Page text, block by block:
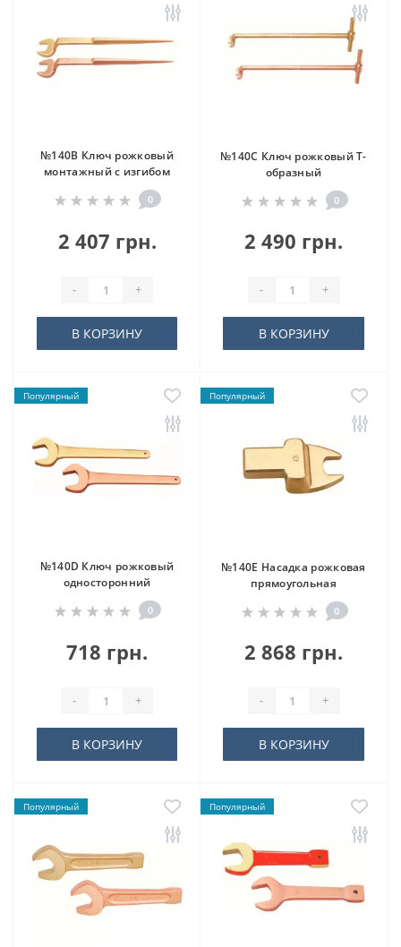
№140B Ключ рожковый
монтажный с изгибом
0
2 407 грн.
- +
В КОРЗИНУ
№140C Ключ рожковый Т-
образный
0
2 490 грн.
- +
В КОРЗИНУ
Популярный
№140D Ключ рожковый
односторонний
0
718 грн.
- +
В КОРЗИНУ
Популярный
№140E Насадка рожковая
прямоугольная
0
2 868 грн.
- +
В КОРЗИНУ
Популярный Популярный